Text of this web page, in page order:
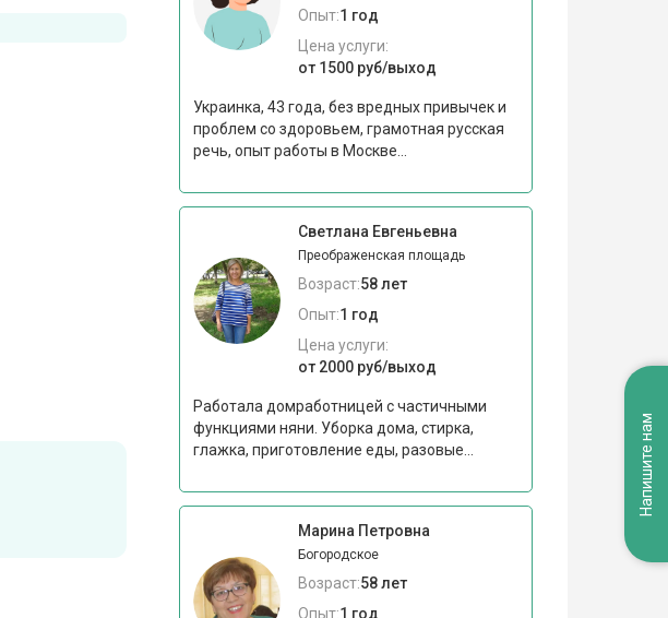
Опыт:1 год
Цена услуги:
от 1500 руб/выход
Украинка, 43 года, без вредных привычек и
проблем со здоровьем, грамотная русская
речь, опыт работы в Москве...
Светлана Евгеньевна
Преображенская площадь
Возраст:58 лет
Опыт:1 год
Цена услуги:
от 2000 руб/выход
Работала домработницей с частичными
функциями няни. Уборка дома, стирка,
глажка, приготовление еды, разовые...
Марина Петровна
Богородское
Возраст:58 лет
Опыт:1 год
Напишите нам